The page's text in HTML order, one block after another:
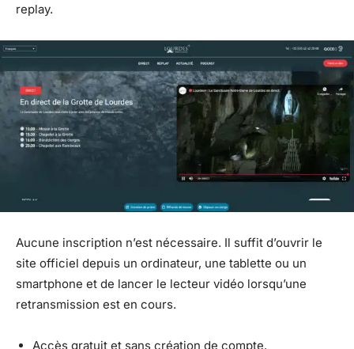
replay.
Aucune inscription n’est nécessaire. Il suffit d’ouvrir le
site officiel depuis un ordinateur, une tablette ou un
smartphone et de lancer le lecteur vidéo lorsqu’une
retransmission est en cours.
Accès gratuit et sans création de compte.